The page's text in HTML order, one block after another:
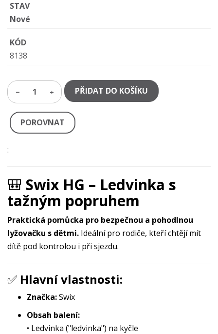
STAV
Nové
KÓD
8138
1 PŘIDAT DO KOŠÍKU
POROVNAT
:
🎒 Swix HG – Ledvinka s
tažným popruhem
Praktická pomůcka pro bezpečnou a pohodlnou
lyžovačku s dětmi. Ideální pro rodiče, kteří chtějí mít
dítě pod kontrolou i při sjezdu.
✅ Hlavní vlastnosti:
Značka:Swix
Obsah balení:
• Ledvinka ("ledvinka") na kyčle